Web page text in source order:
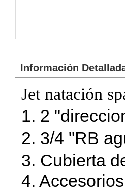
Información
Jet natación
1. 2
2. 3/4 "RB
3. Cubierta
4.